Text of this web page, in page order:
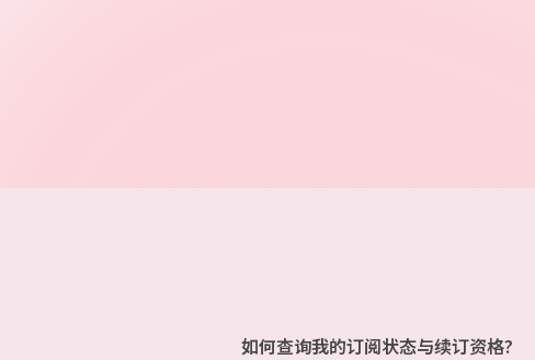
如何查询我的订阅状态与续订资格?